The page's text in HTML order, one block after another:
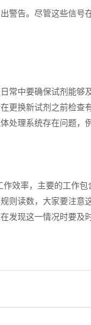
告。尽管这些信号
中要确保试剂能够
更换新试剂之前检查
理系统存在问题，
率，主要的工作包
则读数，大家要注
发现这一情况时要及